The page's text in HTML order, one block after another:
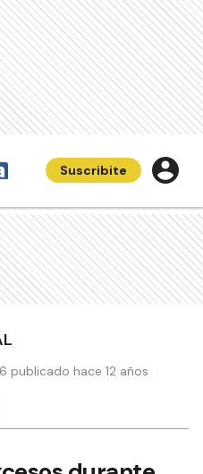
Suscribite
publicado hace 12 años